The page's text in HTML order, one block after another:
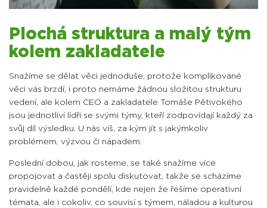
Plochá struktura a malý tým
kolem zakladatele
Snažíme se dělat věci jednoduše, protože komplikované
věci vás brzdí, i proto nemáme žádnou složitou strukturu
vedení, ale kolem CEO a zakladatele Tomáše Pětivokého
jsou jednotliví lídři se svými týmy, kteří zodpovídají každý za
svůj díl výsledku. U nás víš, za kým jít s jakýmkoliv
problémem, výzvou či nápadem.
Poslední dobou, jak rosteme, se také snažíme více
propojovat a častěji spolu diskutovat, takže se scházíme
pravidelně každé pondělí, kde nejen že řešíme operativní
témata, ale i cokoliv, co souvisí s týmem, náladou a kulturou